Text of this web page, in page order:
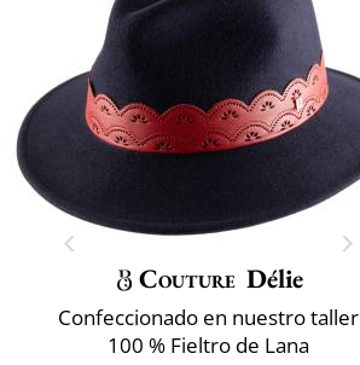
Couture Délie
Confeccionado en nuestro taller
100 % Fieltro de Lana